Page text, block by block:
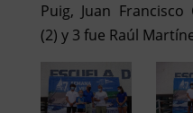
Puig, Juan
(2) y 3 fue Raúl